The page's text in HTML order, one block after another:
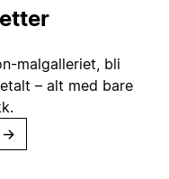
malgalleriet, bli
– alt med bare
→